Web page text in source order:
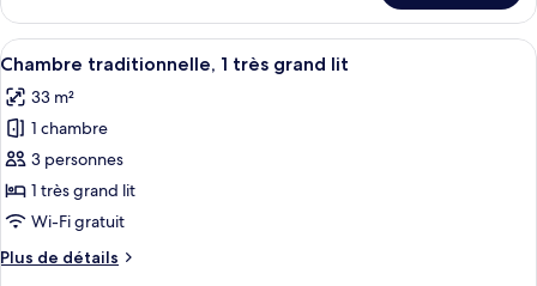
2
lits
doubles
Chambre
traditionnelle,
2
doubles
Afficher
toutes
les
photos
pour
ce
type
chambre :
Une chambre d’hôtel avec un grand
5
Chambre traditionnelle, 1 très grand lit
33 m²
1 chambre
3 personnes
1 très grand lit
Wi-Fi gratuit
Plus de détails
Plus